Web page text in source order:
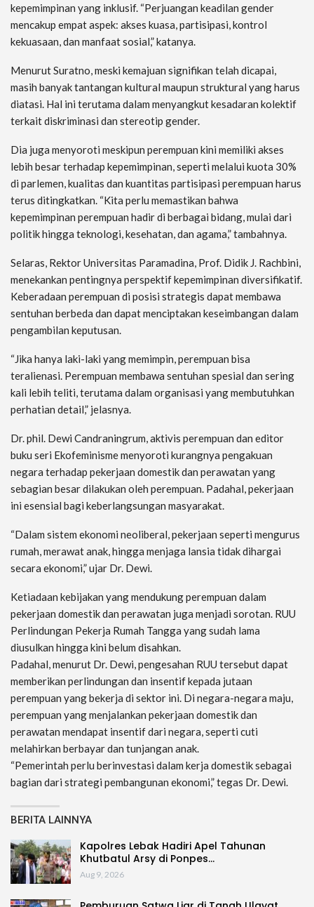
kepemimpinan yang inklusif. “Perjuangan keadilan gender
mencakup empat aspek: akses kuasa, partisipasi, kontrol
kekuasaan, dan manfaat sosial,” katanya.
Menurut Suratno, meski kemajuan signifikan telah dicapai,
masih banyak tantangan kultural maupun struktural yang harus
diatasi. Hal ini terutama dalam menyangkut kesadaran kolektif
terkait diskriminasi dan stereotip gender.
Dia juga menyoroti meskipun perempuan kini memiliki akses
lebih besar terhadap kepemimpinan, seperti melalui kuota 30%
di parlemen, kualitas dan kuantitas partisipasi perempuan harus
terus ditingkatkan. “Kita perlu memastikan bahwa
kepemimpinan perempuan hadir di berbagai bidang, mulai dari
politik hingga teknologi, kesehatan, dan agama,” tambahnya.
Selaras, Rektor Universitas Paramadina, Prof. Didik J. Rachbini,
menekankan pentingnya perspektif kepemimpinan diversifikatif.
Keberadaan perempuan di posisi strategis dapat membawa
sentuhan berbeda dan dapat menciptakan keseimbangan dalam
pengambilan keputusan.
“Jika hanya laki-laki yang memimpin, perempuan bisa
teralienasi. Perempuan membawa sentuhan spesial dan sering
kali lebih teliti, terutama dalam organisasi yang membutuhkan
perhatian detail,” jelasnya.
Dr. phil. Dewi Candraningrum, aktivis perempuan dan editor
buku seri Ekofeminisme menyoroti kurangnya pengakuan
negara terhadap pekerjaan domestik dan perawatan yang
sebagian besar dilakukan oleh perempuan. Padahal, pekerjaan
ini esensial bagi keberlangsungan masyarakat.
“Dalam sistem ekonomi neoliberal, pekerjaan seperti mengurus
rumah, merawat anak, hingga menjaga lansia tidak dihargai
secara ekonomi,” ujar Dr. Dewi.
Ketiadaan kebijakan yang mendukung perempuan dalam
pekerjaan domestik dan perawatan juga menjadi sorotan. RUU
Perlindungan Pekerja Rumah Tangga yang sudah lama
diusulkan hingga kini belum disahkan.
Padahal, menurut Dr. Dewi, pengesahan RUU tersebut dapat
memberikan perlindungan dan insentif kepada jutaan
perempuan yang bekerja di sektor ini. Di negara-negara maju,
perempuan yang menjalankan pekerjaan domestik dan
perawatan mendapat insentif dari negara, seperti cuti
melahirkan berbayar dan tunjangan anak.
“Pemerintah perlu berinvestasi dalam kerja domestik sebagai
bagian dari strategi pembangunan ekonomi,” tegas Dr. Dewi.
BERITA LAINNYA
Kapolres Lebak Hadiri Apel Tahunan
Khutbatul Arsy di Ponpes…
Aug 9, 2026